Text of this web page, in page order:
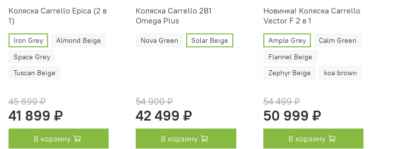
Коляска Carrello Epica (2 в
1)
Iron Grey
Almond Beige
Space Grey
Tuscan Beige
45 699 ₽
41 899 ₽
В корзину
Коляска Carrello 2В1
Omega Plus
Nova Green Solar Beige
54 900 ₽
42 499 ₽
В корзину
Новинка! Коляска Carrello
Vector F 2 в 1
Ample Grey
Calm Green
Flannel Beige
Zephyr Beige
koa brown
54 499 ₽
50 999 ₽
В корзину